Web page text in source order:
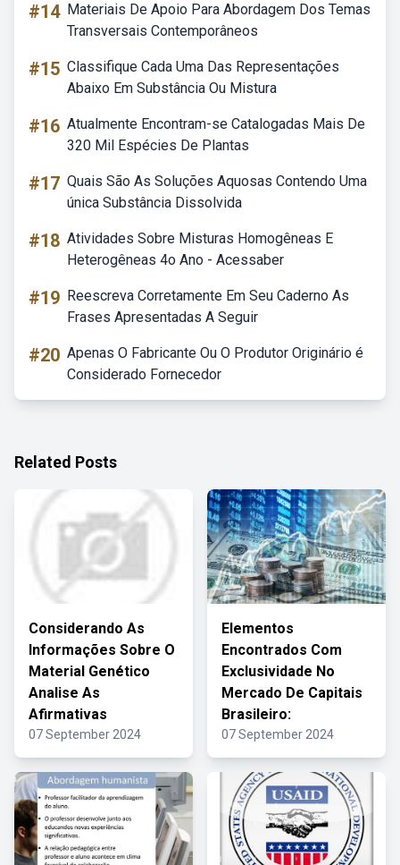
#14 Materiais De Apoio Para Abordagem Dos Temas
Transversais Contemporâneos
#15 Classifique Cada Uma Das Representações
Abaixo Em Substância Ou Mistura
#16 Atualmente Encontram-se Catalogadas Mais De
320 Mil Espécies De Plantas
#17 Quais São As Soluções Aquosas Contendo Uma
única Substância Dissolvida
#18 Atividades Sobre Misturas Homogêneas E
Heterogêneas 4o Ano - Acessaber
#19 Reescreva Corretamente Em Seu Caderno As
Frases Apresentadas A Seguir
#20 Apenas O Fabricante Ou O Produtor Originário é
Considerado Fornecedor
Related Posts
Considerando As
Informações Sobre O
Material Genético
Analise As
Afirmativas
07 September 2024
Elementos
Encontrados Com
Exclusividade No
Mercado De Capitais
Brasileiro:
07 September 2024